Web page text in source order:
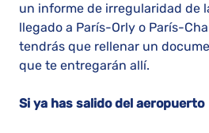
un informe de irregularidad de
llegado a París-Orly o París-
tendrás que rellenar un
que te entregarán allí.
Si ya has salido del aeropuerto